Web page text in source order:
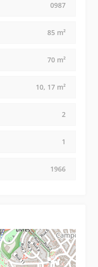
0987
85 m²
70 m²
10, 17 m²
2
1
1966